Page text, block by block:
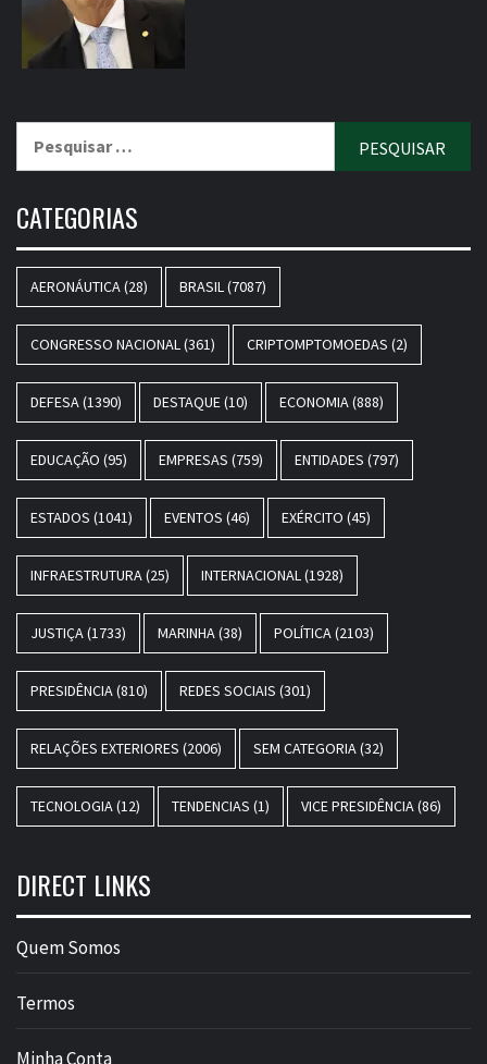
CATEGORIAS
AERONÁUTICA(28) BRASIL(7087)
CONGRESSO NACIONAL(361) CRIPTOMPTOMOEDAS (2)
DEFESA(1390) DESTAQUE(10) ECONOMIA(888)
EDUCAÇÃO (95) EMPRESAS (759) ENTIDADES (797)
ESTADOS (1041) EVENTOS (46) EXÉRCITO (45)
INFRAESTRUTURA(25) INTERNACIONAL(1928)
JUSTIÇA(1733) MARINHA(38) POLÍTICA(2103)
PRESIDÊNCIA(810) REDES SOCIAIS (301)
RELAÇÕES EXTERIORES (2006) SEM CATEGORIA(32)
TECNOLOGIA(12) TENDENCIAS (1) VICE PRESIDÊNCIA(86)
DIRECT LINKS
Quem Somos
Termos
Minha Conta